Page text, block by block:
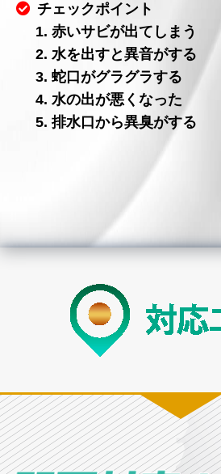
チェックポイント
1. 赤いサビが出てしまう
2. 水を出すと異音がする
3. 蛇口がグラグラする
4. 水の出が悪くなった
5. 排水口から異臭がする